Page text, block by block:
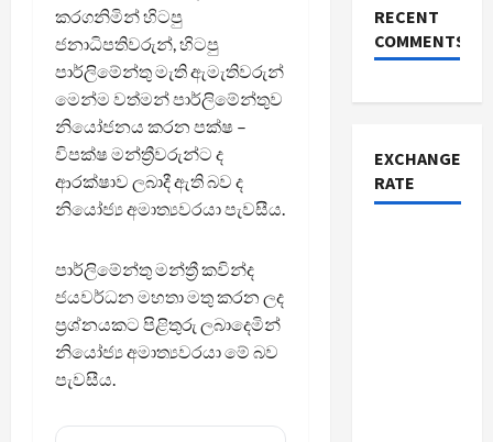
කරගනිමින් හිටපු
ජනාධිපතිවරුන්, හිටපු
පාර්ලිමේන්තු මැති ඇමැතිවරුන්
මෙන්ම වත්මන් පාර්ලිමේන්තුව
නියෝජනය කරන පක්ෂ –
විපක්ෂ මන්ත්‍රීවරුන්ට ද
ආරක්ෂාව ලබාදී ඇති බව ද
නියෝජ්‍ය අමාත්‍යවරයා පැවසීය.
පාර්ලිමේන්තු මන්ත්‍රී කවින්ද
ජයවර්ධන මහතා මතු කරන ලද
ප්‍රශ්නයකට පිළිතුරු ලබාදෙමින්
නියෝජ්‍ය අමාත්‍යවරයා මේ බව
පැවසීය.
RECENT
COMMENTS
EXCHANGE
RATE